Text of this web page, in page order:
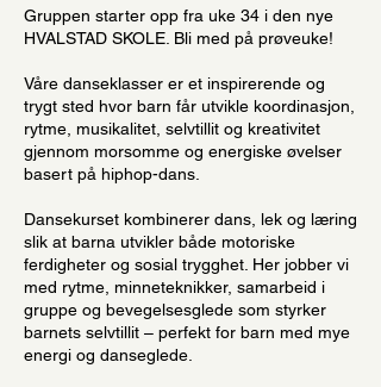
Gruppen starter opp fra uke 34 i den nye
HVALSTAD SKOLE. Bli med på prøveuke!
Våre danseklasser er et inspirerende og
trygt sted hvor barn får utvikle koordinasjon,
rytme, musikalitet, selvtillit og kreativitet
gjennom morsomme og energiske øvelser
basert på hiphop-dans.
Dansekurset kombinerer dans, lek og læring
slik at barna utvikler både motoriske
ferdigheter og sosial trygghet. Her jobber vi
med rytme, minneteknikker, samarbeid i
gruppe og bevegelsesglede som styrker
barnets selvtillit – perfekt for barn med mye
energi og danseglede.